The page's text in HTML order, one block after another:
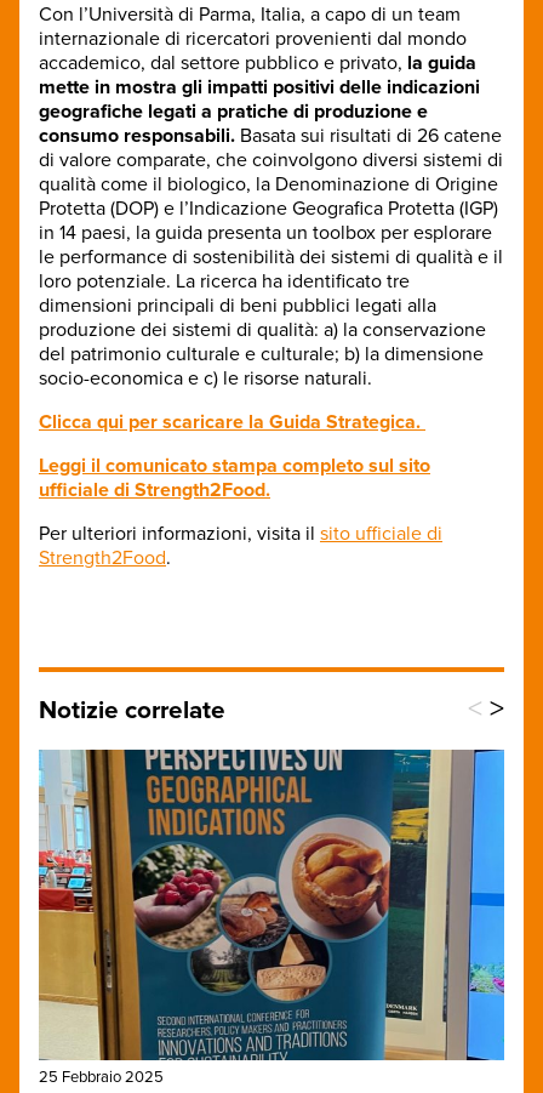
Con l’Università di Parma, Italia, a capo di un team
internazionale di ricercatori provenienti dal mondo
accademico, dal settore pubblico e privato, la guida
mette in mostra gli impatti positivi delle indicazioni
geografiche legati a pratiche di produzione e
consumo responsabili. Basata sui risultati di 26 catene
di valore comparate, che coinvolgono diversi sistemi di
qualità come il biologico, la Denominazione di Origine
Protetta (DOP) e l’Indicazione Geografica Protetta (IGP)
in 14 paesi, la guida presenta un toolbox per esplorare
le performance di sostenibilità dei sistemi di qualità e il
loro potenziale. La ricerca ha identificato tre
dimensioni principali di beni pubblici legati alla
produzione dei sistemi di qualità: a) la conservazione
del patrimonio culturale e culturale; b) la dimensione
socio-economica e c) le risorse naturali.
Clicca qui per scaricare la Guida Strategica.
Leggi il comunicato stampa completo sul sito
ufficiale di Strength2Food.
Per ulteriori informazioni, visita il sito ufficiale di
Strength2Food.
Notizie correlate < >
25 Febbraio 2025